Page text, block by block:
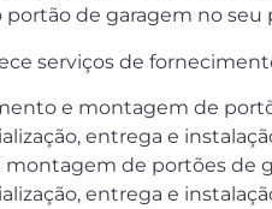
portão de garagem no seu
serviços de
e montagem de
entrega e
montagem de portões de
entrega e